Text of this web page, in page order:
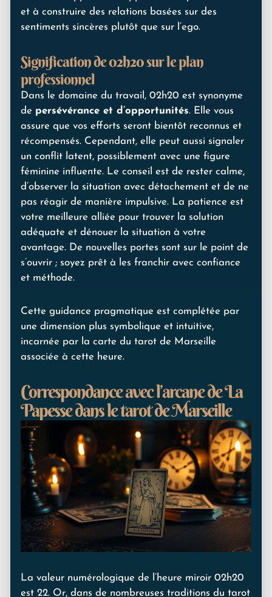
et à construire des relations basées sur des
sentiments sincères plutôt que sur l’ego.
Signification de 02h20 sur le plan
professionnel
Dans le domaine du travail, 02h20 est synonyme
de persévérance et d’opportunités. Elle vous
assure que vos efforts seront bientôt reconnus et
récompensés. Cependant, elle peut aussi signaler
un conflit latent, possiblement avec une figure
féminine influente. Le conseil est de rester calme,
d’observer la situation avec détachement et de ne
pas réagir de manière impulsive. La patience est
votre meilleure alliée pour trouver la solution
adéquate et dénouer la situation à votre
avantage. De nouvelles portes sont sur le point de
s’ouvrir ; soyez prêt à les franchir avec confiance
et méthode.
Cette guidance pragmatique est complétée par
une dimension plus symbolique et intuitive,
incarnée par la carte du tarot de Marseille
associée à cette heure.
Correspondance avec l’arcane de La
Papesse dans le tarot de Marseille
La valeur numérologique de l’heure miroir 02h20
est 22. Or, dans de nombreuses traditions du tarot